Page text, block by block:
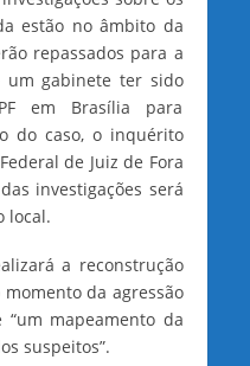
estão no âmbito da
repassados para a
um gabinete ter sido
em Brasília para
do caso, o inquérito
de Juiz de Fora
investigações será
local.
a reconstrução
da agressão
“um mapeamento da
suspeitos”.